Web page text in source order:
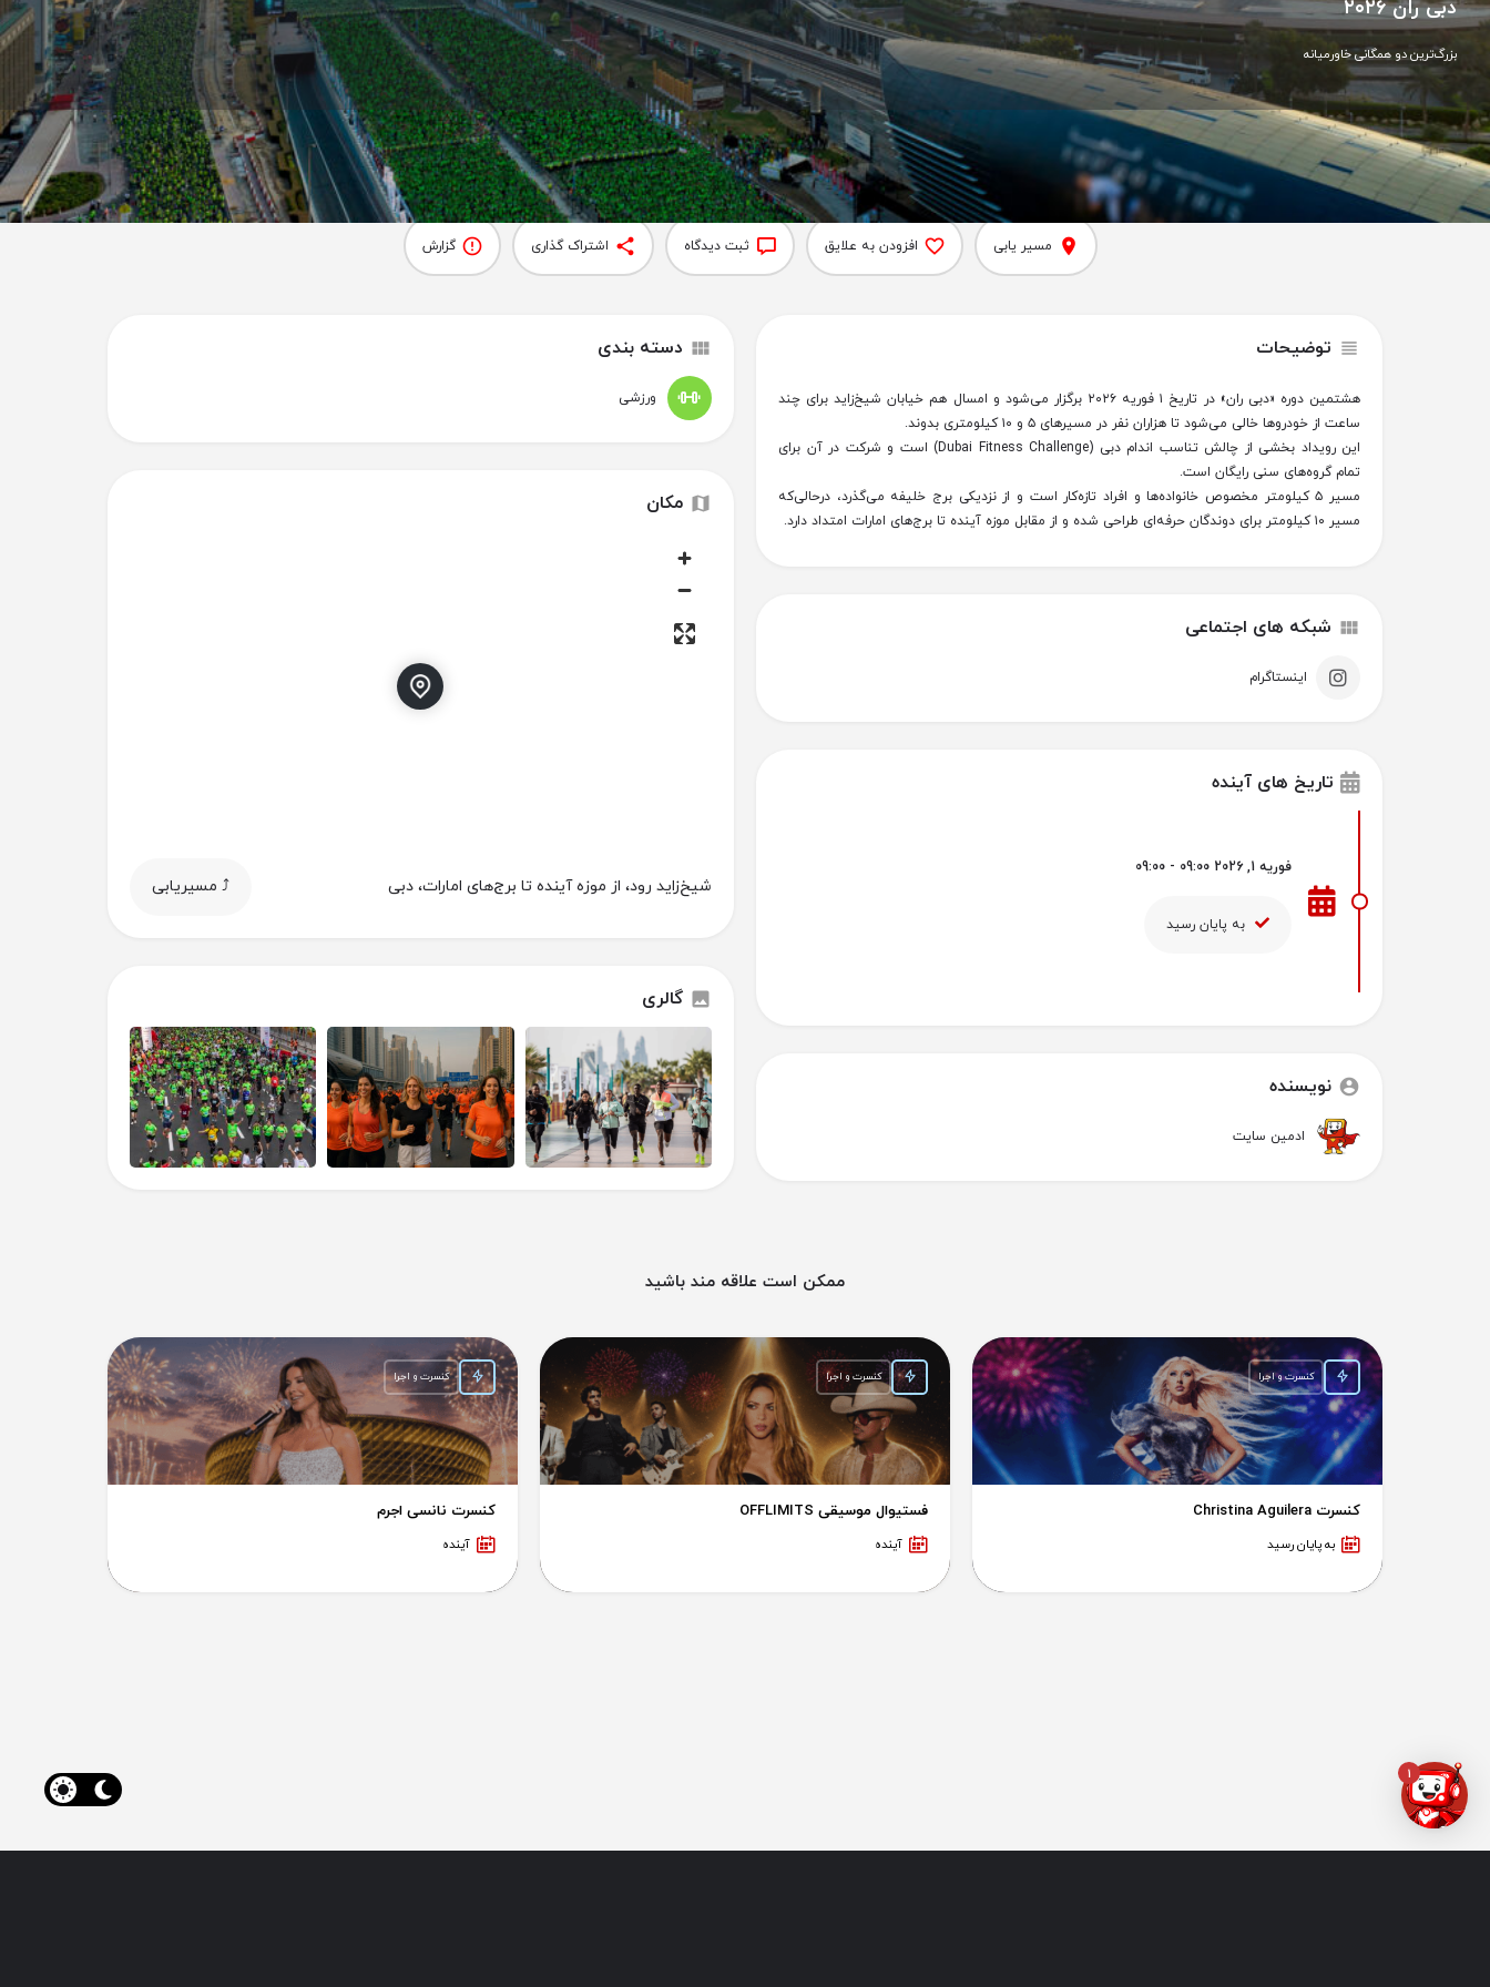
دبی ران ۲۰۲۶
بزرگ‌ترین دو همگانی خاورمیانه
جزئیات دیدگاه‌‌ها 0
مسیر یابی افزودن به علایق ثبت دیدگاه اشتراک گذاری گزارش
توضیحات
هشتمین دوره «دبی ران» در تاریخ ۱ فوریه ۲۰۲۶ برگزار می‌شود و امسال هم خیابان شیخ‌زاید برای چند
ساعت از خودروها خالی می‌شود تا هزاران نفر در مسیرهای ۵ و ۱۰ کیلومتری بدوند.
این رویداد بخشی از چالش تناسب اندام دبی (Dubai Fitness Challenge) است و شرکت در آن برای
تمام گروه‌های سنی رایگان است.
مسیر ۵ کیلومتر مخصوص خانواده‌ها و افراد تازه‌کار است و از نزدیکی برج خلیفه می‌گذرد، درحالی‌که
مسیر ۱۰ کیلومتر برای دوندگان حرفه‌ای طراحی شده و از مقابل موزه آینده تا برج‌های امارات امتداد دارد.
شبکه های اجتماعی
اینستاگرام
تاریخ های آینده
فوریه 1, 2026 09:00 - 09:00
به پایان رسید
نویسنده
ادمین سایت
دسته بندی
ورزشی
مکان
شیخ‌زاید رود، از موزه آینده تا برج‌های امارات، دبی ⤴️ مسیریابی
گالری
ممکن است علاقه مند باشید
کنسرت Christina Aguilera
به پایان رسید
کنسرت و اجرا
فستیوال موسیقی OFFLIMITS
آینده
کنسرت و اجرا
کنسرت نانسی اجرم
آینده
کنسرت و اجرا
1